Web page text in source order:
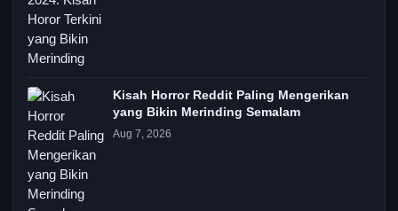
Kisah Horror Reddit Paling Mengerikan
yang Bikin Merinding Semalam
Aug 7, 2026